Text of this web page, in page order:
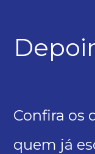
Confira os
quem já